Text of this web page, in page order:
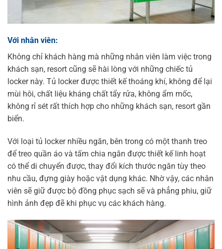
Với nhân viên:
Không chỉ khách hàng mà những nhân viên làm việc trong
khách sạn, resort cũng sẽ hài lòng với những chiếc tủ
locker này. Tủ locker được thiết kế thoáng khí, không để lại
mùi hôi, chất liệu kháng chất tẩy rửa, không ẩm mốc,
không rỉ sét rất thích hợp cho những khách sạn, resort gần
biển.
Với loại tủ locker nhiều ngăn, bên trong có một thanh treo
để treo quần áo và tấm chia ngăn được thiết kế linh hoạt
có thể di chuyển được, thay đổi kích thước ngăn tùy theo
nhu cầu, đựng giày hoặc vật dụng khác. Nhờ vậy, các nhân
viên sẽ giữ được bộ đồng phục sạch sẽ và phẳng phiu, giữ
hình ảnh đẹp đẽ khi phục vụ các khách hàng.